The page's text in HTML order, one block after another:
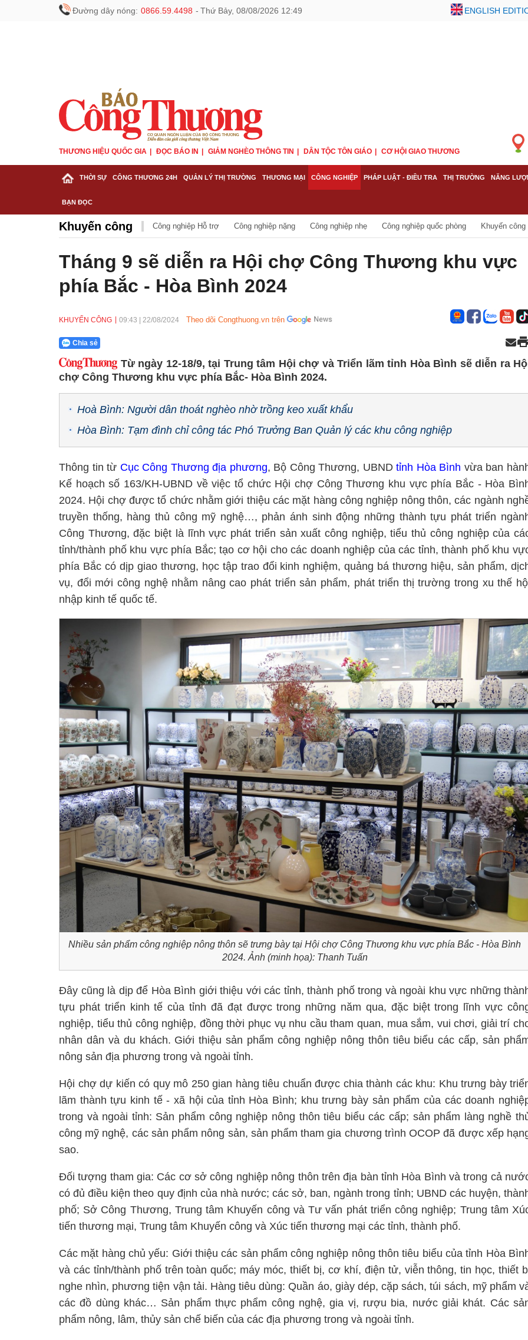
Đường dây nóng: 0866.59.4498 - Thứ Bảy, 08/08/2026 12:49 ENGLISH
THƯƠNG HIỆU QUỐC GIA ĐỌC BÁO IN GIẢM NGHÈO THÔNG TIN DÂN TỘC TÔN GIÁO CƠ HỘI GIAO THƯƠNG
THỜI SỰ CÔNG THƯƠNG 24H QUẢN LÝ THỊ TRƯỜNG THƯƠNG MẠI CÔNG NGHIỆP PHÁP LUẬT - ĐIỀU TRA THỊ TRƯỜNG NĂNG
BẠN ĐỌC
Khuyến công Công nghiệp Hỗ trợ Công nghiệp nặng Công nghiệp nhẹ Công nghiệp quốc phòng Khuyến công
Tháng 9 sẽ diễn ra Hội chợ Công Thương khu vực
phía Bắc - Hòa Bình 2024
KHUYẾN CÔNG 09:43 22/08/2024 Theo dõi Congthuong.vn trên
Chia sẻ
Từ ngày 12-18/9, tại Trung tâm Hội chợ và Triển lãm tỉnh Hòa Bình sẽ diễn ra
chợ Công Thương khu vực phía Bắc- Hòa Bình 2024.
Hoà Bình: Người dân thoát nghèo nhờ trồng keo xuất khẩu
Hòa Bình: Tạm đình chỉ công tác Phó Trưởng Ban Quản lý các khu công nghiệp
Thông tin từ Cục Công Thương địa phương, Bộ Công Thương, UBNDtỉnh Hòa Bình vừa ban
Kế hoạch số 163/KH-UBND về việc tổ chức Hội chợ Công Thương khu vực phía Bắc - Hòa
2024. Hội chợ được tổ chức nhằm giới thiệu các mặt hàng công nghiệp nông thôn, các ngành
truyền thống, hàng thủ công mỹ nghệ…, phản ánh sinh động những thành tựu phát triển
Công Thương, đặc biệt là lĩnh vực phát triển sản xuất công nghiệp, tiểu thủ công nghiệp của
tỉnh/thành phố khu vực phía Bắc; tạo cơ hội cho các doanh nghiệp của các tỉnh, thành phố khu
phía Bắc có dịp giao thương, học tập trao đổi kinh nghiệm, quảng bá thương hiệu, sản phẩm,
vụ, đổi mới công nghệ nhằm nâng cao phát triển sản phẩm, phát triển thị trường trong xu thế
nhập kinh tế quốc tế.
Nhiều sản phẩm công nghiệp nông thôn sẽ trưng bày tại Hội chợ Công Thương khu vực phía Bắc - Hòa Bình
2024. Ảnh (minh họa): Thanh Tuấn
Đây cũng là dịp để Hòa Bình giới thiệu với các tỉnh, thành phố trong và ngoài khu vực những
tựu phát triển kinh tế của tỉnh đã đạt được trong những năm qua, đặc biệt trong lĩnh vực
nghiệp, tiểu thủ công nghiệp, đồng thời phục vụ nhu cầu tham quan, mua sắm, vui chơi, giải trí
nhân dân và du khách. Giới thiệu sản phẩm công nghiệp nông thôn tiêu biểu các cấp, sản
nông sản địa phương trong và ngoài tỉnh.
Hội chợ dự kiến có quy mô 250 gian hàng tiêu chuẩn được chia thành các khu: Khu trưng bày
lãm thành tựu kinh tế - xã hội của tỉnh Hòa Bình; khu trưng bày sản phẩm của các doanh
trong và ngoài tỉnh: Sản phẩm công nghiệp nông thôn tiêu biểu các cấp; sản phẩm làng nghề
công mỹ nghệ, các sản phẩm nông sản, sản phẩm tham gia chương trình OCOP đã được xếp
sao.
Đối tượng tham gia: Các cơ sở công nghiệp nông thôn trên địa bàn tỉnh Hòa Bình và trong cả
có đủ điều kiện theo quy định của nhà nước; các sở, ban, ngành trong tỉnh; UBND các huyện,
phố; Sở Công Thương, Trung tâm Khuyến công và Tư vấn phát triển công nghiệp; Trung tâm
tiến thương mại, Trung tâm Khuyến công và Xúc tiến thương mại các tỉnh, thành phố.
Các mặt hàng chủ yếu: Giới thiệu các sản phẩm công nghiệp nông thôn tiêu biểu của tỉnh Hòa
và các tỉnh/thành phố trên toàn quốc; máy móc, thiết bị, cơ khí, điện tử, viễn thông, tin học, thiết
nghe nhìn, phương tiện vận tải. Hàng tiêu dùng: Quần áo, giày dép, cặp sách, túi sách, mỹ phẩm
các đồ dùng khác… Sản phẩm thực phẩm công nghệ, gia vị, rượu bia, nước giải khát. Các
phẩm nông, lâm, thủy sản chế biến của các địa phương trong và ngoài tỉnh.